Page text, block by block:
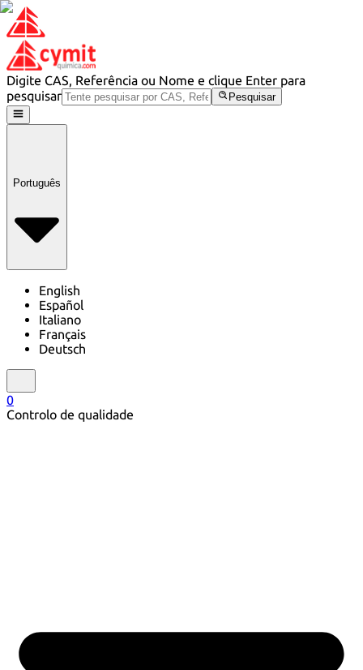
Digite CAS, Referência ou Nome e clique Enter para
pesquisar
Pesquisar
Português
English
Español
Italiano
Français
Deutsch
0
Controlo de qualidade